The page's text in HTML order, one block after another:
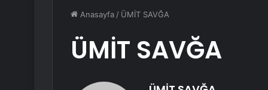
Anasayfa / ÜMİT SAVĞA
ÜMİT SAVĞA